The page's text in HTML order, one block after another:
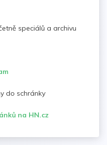
speciálů a archivu
do schránky
na HN.cz